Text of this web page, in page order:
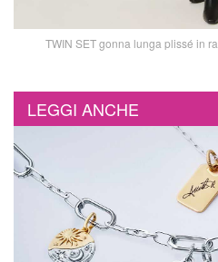
TWIN SET gonna lunga plissé in
LEGGI ANCHE